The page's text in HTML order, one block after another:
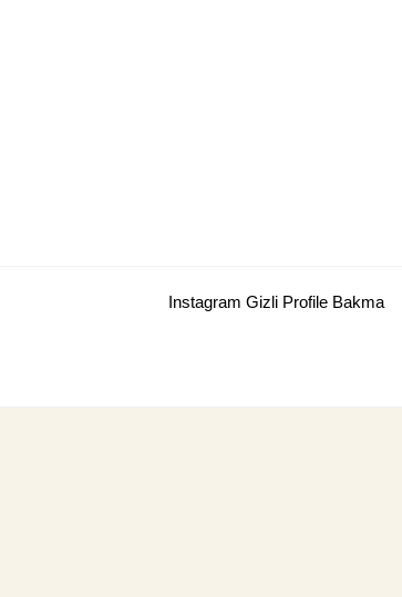
Instagram Gizli Profile Bakma